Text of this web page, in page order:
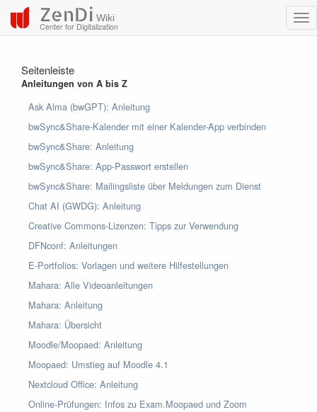
ZenDi Wiki
Center for Digitalization
Seitenleiste
Anleitungen von A bis Z
Ask Alma (bwGPT): Anleitung
bwSync&Share-Kalender mit einer Kalender-App verbinden
bwSync&Share: Anleitung
bwSync&Share: App-Passwort erstellen
bwSync&Share: Mailingsliste über Meldungen zum Dienst
Chat AI (GWDG): Anleitung
Creative Commons-Lizenzen: Tipps zur Verwendung
DFNconf: Anleitungen
E-Portfolios: Vorlagen und weitere Hilfestellungen
Mahara: Alle Videoanleitungen
Mahara: Anleitung
Mahara: Übersicht
Moodle/Moopaed: Anleitung
Moopaed: Umstieg auf Moodle 4.1
Nextcloud Office: Anleitung
Online-Prüfungen: Infos zu Exam.Moopaed und Zoom